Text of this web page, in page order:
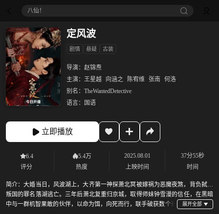
八仙！
定风波
剧情 悬疑 古装
导演： 赵锦焘
主演： 王星越 向涵之 陈宥维 张南
何洛
别名： TheWantedDetective
语言：
国语
立即播放
6.4
评分
5.4万
热度
2025.08.01
上映时间
37分55秒
时间
简介：大婚当日，风波湖上，大齐第一神探萧北冥被嫁祸为恶魔夜煞，背负弑师
叛国的罪名落湖逃亡。三年后萧北复重归京城，取得师妹钟雪漫的信任，在黑暗
中与一群机智果敢的伙伴，以命为饵，向死而行，联手破获数个奇